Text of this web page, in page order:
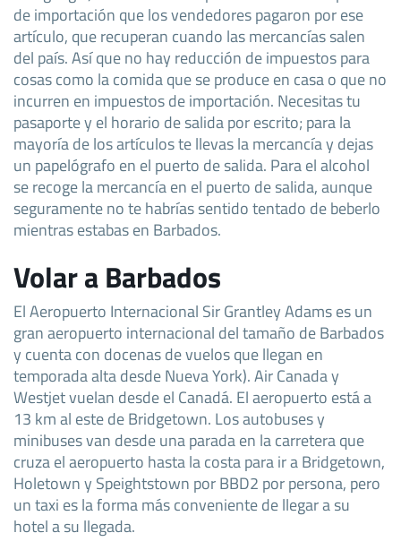
de importación que los vendedores pagaron por ese
artículo, que recuperan cuando las mercancías salen
del país. Así que no hay reducción de impuestos para
cosas como la comida que se produce en casa o que no
incurren en impuestos de importación. Necesitas tu
pasaporte y el horario de salida por escrito; para la
mayoría de los artículos te llevas la mercancía y dejas
un papelógrafo en el puerto de salida. Para el alcohol
se recoge la mercancía en el puerto de salida, aunque
seguramente no te habrías sentido tentado de beberlo
mientras estabas en Barbados.
Volar a Barbados
El Aeropuerto Internacional Sir Grantley Adams es un
gran aeropuerto internacional del tamaño de Barbados
y cuenta con docenas de vuelos que llegan en
temporada alta desde Nueva York). Air Canada y
Westjet vuelan desde el Canadá. El aeropuerto está a
13 km al este de Bridgetown. Los autobuses y
minibuses van desde una parada en la carretera que
cruza el aeropuerto hasta la costa para ir a Bridgetown,
Holetown y Speightstown por BBD2 por persona, pero
un taxi es la forma más conveniente de llegar a su
hotel a su llegada.